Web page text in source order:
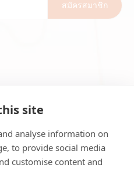
site
analyse information on
to provide social media
customise content and
สมัครสมาชิก